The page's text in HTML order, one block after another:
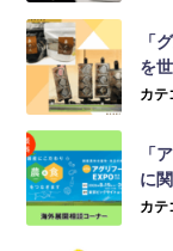
「
を
カテ
「
に
カテ